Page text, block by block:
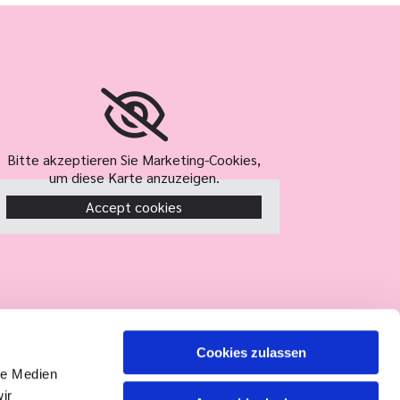
Medien
Cookies zulassen
Bitte akzeptieren Sie Marketing-Cookies,
um diese Karte anzuzeigen.
Accept cookies